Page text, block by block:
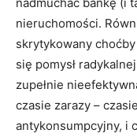
nieruchomości.
skrytykowany
się pomysł
zupełnie
czasie zarazy –
antykonsumpcyjny, i